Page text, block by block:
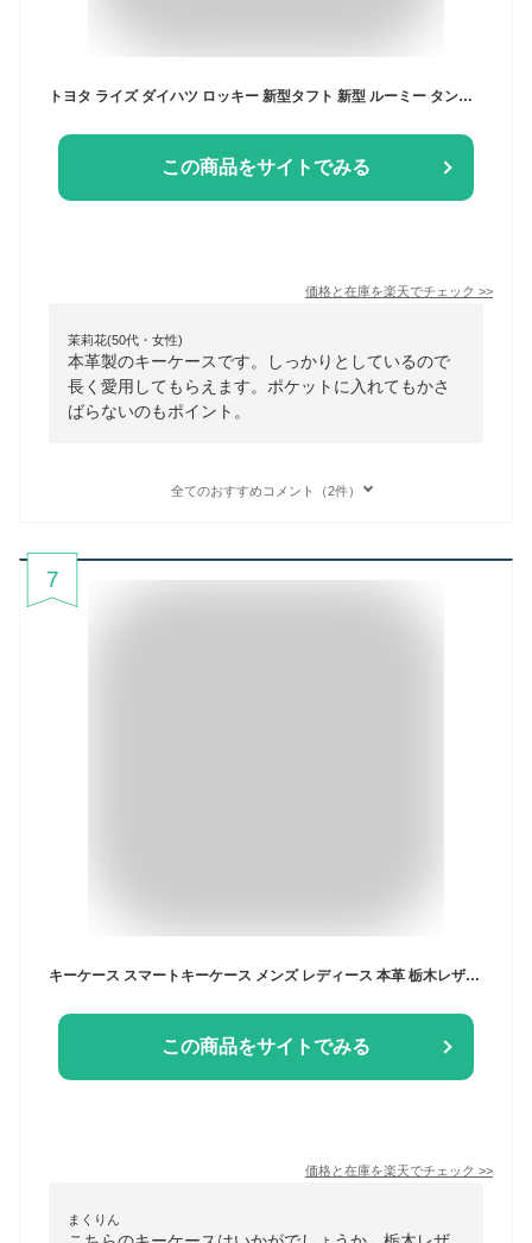
トヨタ ライズ ダイハツ ロッキー 新型タフト 新型 ルーミー タント カスタム 本革 キーケース TOYOTA raize DAIHATSU TANTO LA650S LA660S rocky TAFT キーカバー アクセサリー カスタム パーツ 納車祝い クリスマス ギフト
この商品をサイトでみる
価格と在庫を楽天でチェック >>
茉莉花(50代・女性)
本革製のキーケースです。しっかりとしているので
長く愛用してもらえます。ポケットに入れてもかさ
ばらないのもポイント。
全てのおすすめコメント（2件）
7
キーケース スマートキーケース メンズ レディース 本革 栃木レザー 名入れ スマートキー キー キーホルダー 革 父の日 ファスナー ブランド ポルコロッソ 日本製 車の鍵が入る レザー 誕生日 男性 女性 プレゼント ペア 革婚式 結婚記念日 夫 還暦祝い 母の日 [sokunou]
この商品をサイトでみる
価格と在庫を楽天でチェック >>
まくりん